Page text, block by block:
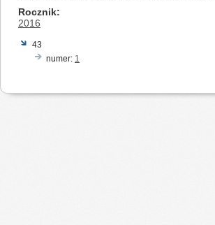
Rocznik
2016
43
numer: 1